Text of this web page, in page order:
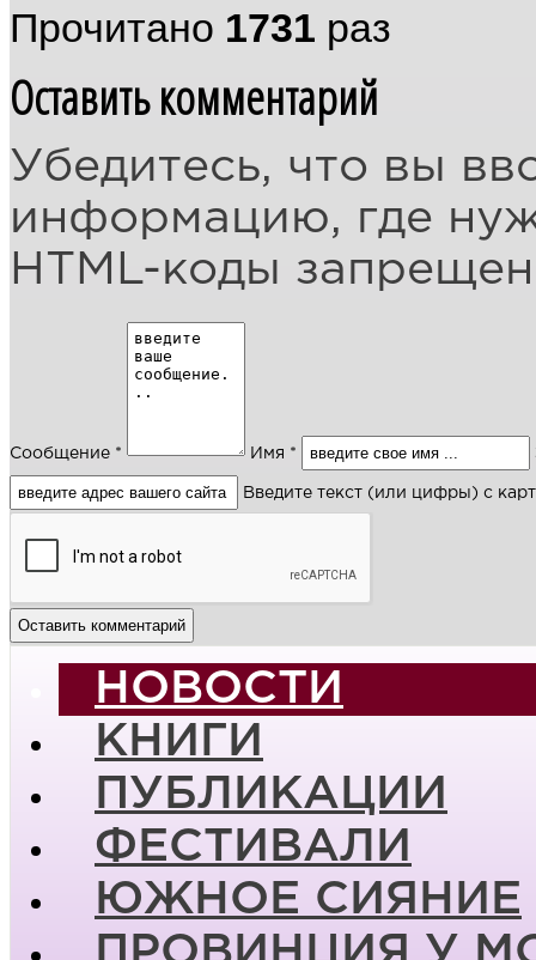
Прочитано 1731 раз
Оставить комментарий
Убедитесь, что вы
информацию, где
HTML-коды
Сообщение * Имя *
Введите текст (или цифры) с
НОВОСТИ
КНИГИ
ПУБЛИКАЦИИ
ФЕСТИВАЛИ
ЮЖНОЕ СИЯНИЕ